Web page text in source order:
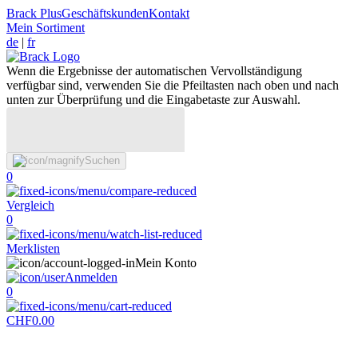
Brack PlusGeschäftskundenKontakt
Mein Sortiment
de | fr
Wenn die Ergebnisse der automatischen Vervollständigung
verfügbar sind, verwenden Sie die Pfeiltasten nach oben und nach
unten zur Überprüfung und die Eingabetaste zur Auswahl.
Suchen
0
Vergleich
0
Merklisten
Mein Konto
Anmelden
0
CHF0.00